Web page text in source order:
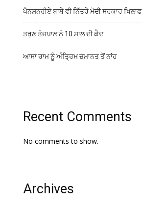
ਪੈਨਸ਼ਨਰੀਏ ਬਾਬੇ ਵੀ ਨਿੱਤਰੇ ਮੋਦੀ ਸਰਕਾਰ ਖਿਲਾਫ
ਤਰੁਣ ਤੇਜਪਾਲ ਨੂੰ 10 ਸਾਲ ਦੀ ਕੈਦ
ਆਸਾ ਰਾਮ ਨੂੰ ਅੰਤ੍ਰਿਮ ਜ਼ਮਾਨਤ ਤੋਂ ਨਾਂਹ
Recent Comments
No comments to show.
Archives